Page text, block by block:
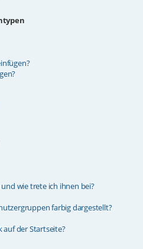
wie trete ich ihnen bei?
farbig dargestellt?
auf der Startseite?